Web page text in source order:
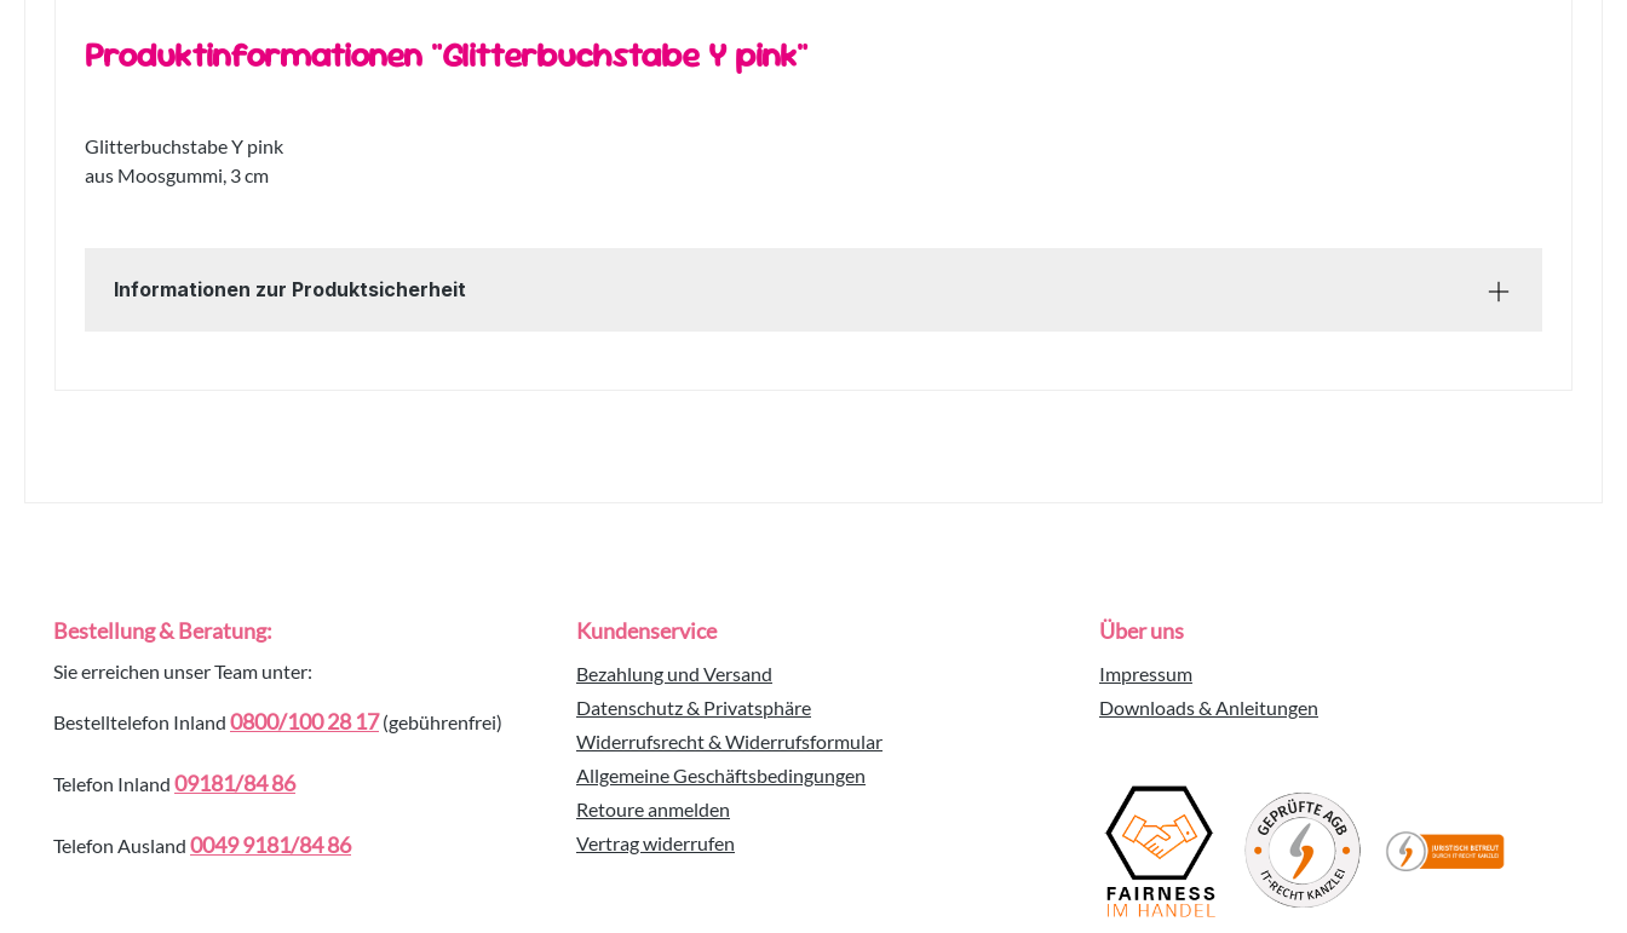
Produktinformationen "Glitterbuchstabe Y pink"
Glitterbuchstabe Y pink
aus Moosgummi, 3 cm
Informationen zur Produktsicherheit
Bestellung & Beratung:
Sie erreichen unser Team unter:
Bestelltelefon Inland 0800/100 28 17(gebührenfrei)
Telefon Inland 09181/84 86
Telefon Ausland 0049 9181/84 86
Kundenservice
Bezahlung und Versand
Datenschutz & Privatsphäre
Widerrufsrecht & Widerrufsformular
Allgemeine Geschäftsbedingungen
Retoure anmelden
Vertrag widerrufen
Über uns
Impressum
Downloads & Anleitungen